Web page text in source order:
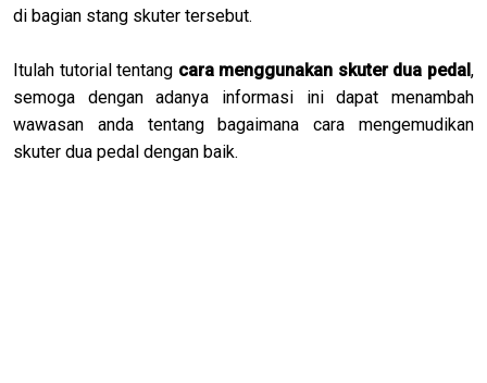
di bagian stang skuter tersebut.
Itulah tutorial tentang cara menggunakan skuter dua pedal,
semoga dengan adanya informasi ini dapat menambah
wawasan anda tentang bagaimana cara mengemudikan
skuter dua pedal dengan baik.